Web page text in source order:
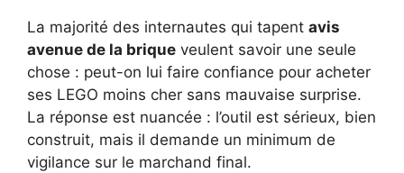
La majorité des internautes qui tapent avis
avenue de la brique veulent savoir une seule
chose : peut-on lui faire confiance pour acheter
ses LEGO moins cher sans mauvaise surprise.
La réponse est nuancée : l’outil est sérieux, bien
construit, mais il demande un minimum de
vigilance sur le marchand final.